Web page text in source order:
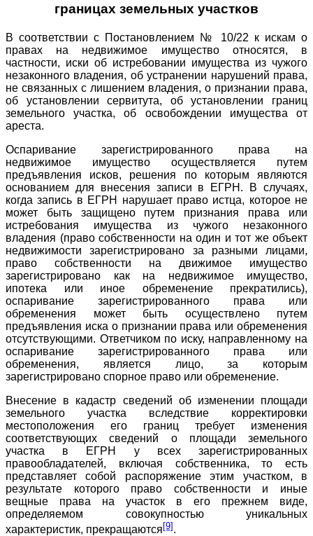
границах земельных участков
В соответствии с Постановлением № 10/22 к искам о
правах на недвижимое имущество относятся, в
частности, иски об истребовании имущества из чужого
незаконного владения, об устранении нарушений права,
не связанных с лишением владения, о признании права,
об установлении сервитута, об установлении границ
земельного участка, об освобождении имущества от
ареста.
Оспаривание зарегистрированного права на
недвижимое имущество осуществляется путем
предъявления исков, решения по которым являются
основанием для внесения записи в ЕГРН. В случаях,
когда запись в ЕГРН нарушает право истца, которое не
может быть защищено путем признания права или
истребования имущества из чужого незаконного
владения (право собственности на один и тот же объект
недвижимости зарегистрировано за разными лицами,
право собственности на движимое имущество
зарегистрировано как на недвижимое имущество,
ипотека или иное обременение прекратились),
оспаривание зарегистрированного права или
обременения может быть осуществлено путем
предъявления иска о признании права или обременения
отсутствующими. Ответчиком по иску, направленному на
оспаривание зарегистрированного права или
обременения, является лицо, за которым
зарегистрировано спорное право или обременение.
Внесение в кадастр сведений об изменении площади
земельного участка вследствие корректировки
местоположения его границ требует изменения
соответствующих сведений о площади земельного
участка в ЕГРН у всех зарегистрированных
правообладателей, включая собственника, то есть
представляет собой распоряжение этим участком, в
результате которого право собственности и иные
вещные права на участок в его прежнем виде,
определяемом совокупностью уникальных
характеристик, прекращаются[9].